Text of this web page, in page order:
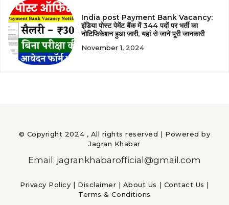
India post Payment Bank Vacancy:
इंडिया पोस्ट पेमेंट बैंक में 344 पदों पर भर्ती का
नोटिफिकेशन हुआ जारी, यहां से जाने पूरी जानकारी
November 1, 2024
© Copyright 2024 , All rights reserved | Powered by
Jagran Khabar
Email: jagrankhabarofficial@gmail.com
Privacy Policy | Disclaimer | About Us | Contact Us |
Terms & Conditions